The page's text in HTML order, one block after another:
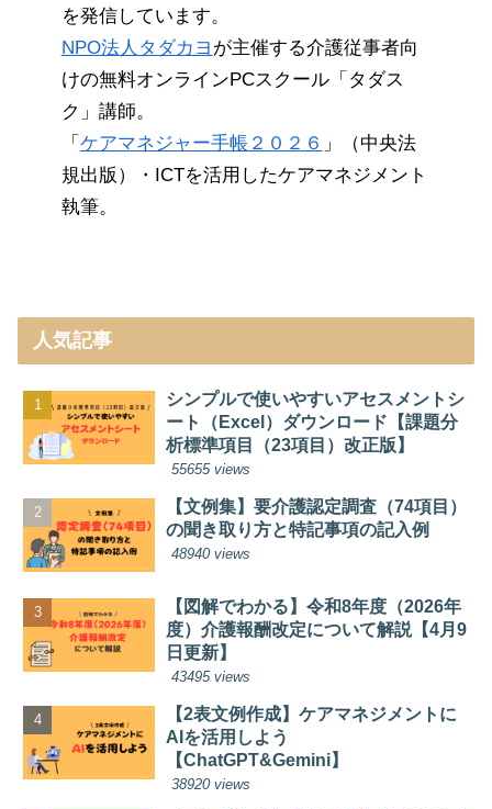
を発信しています。
NPO法人タダカヨ が主催する介護従事者向
けの無料オンラインPCスクール「タダス
ク」講師。
「 ケアマネジャー手帳２０２６ 」（中央法
規出版）・ICTを活用したケアマネジメント
執筆。
人気記事
シンプルで使いやすいアセスメントシ
ート（Excel）ダウンロード【課題分
析標準項目（23項目）改正版】
55655 views
【文例集】要介護認定調査（74項目）
の聞き取り方と特記事項の記入例
48940 views
【図解でわかる】令和8年度（2026年
度）介護報酬改定について解説【4月9
日更新】
43495 views
【2表文例作成】ケアマネジメントに
AIを活用しよう
【ChatGPT&Gemini】
38920 views